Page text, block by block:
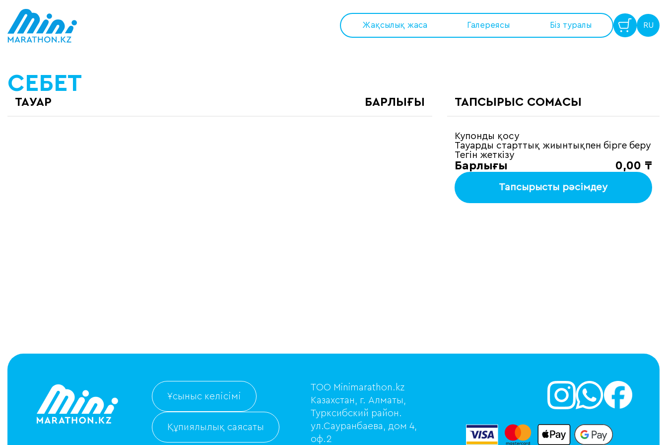
Жақсылық жаса Галереясы Бiз туралы RU
СЕБЕТ
ТАУАР БАРЛЫҒЫ ТАПСЫРЫС СОМАСЫ
Купонды қосу
Тауарды старттық жиынтықпен бірге беру
Тегін жеткізу
Барлығы 0,00 ₸
Тапсырысты рәсімдеу
Ұсыныс келісімі
Құпиялылық саясаты
ТОО Minimarathon.kz
Казахстан, г. Алматы,
Турксибский район.
ул.Сауранбаева, дом 4,
оф.2